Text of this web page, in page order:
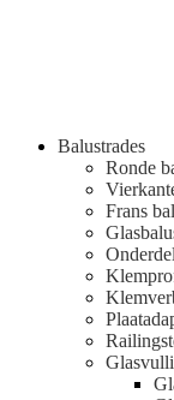
Balustrades
Ronde
Frans